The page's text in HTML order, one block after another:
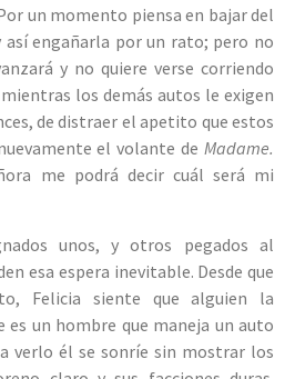
un momento piensa en bajar del
engañarla por un rato; pero no
y no quiere verse corriendo
los demás autos le exigen
de distraer el apetito que estos
el volante de Madame.
me podrá decir cuál será mi
unos, y otros pegados al
esa espera inevitable. Desde que
Felicia siente que alguien la
es un hombre que maneja un auto
verlo él se sonríe sin mostrar los